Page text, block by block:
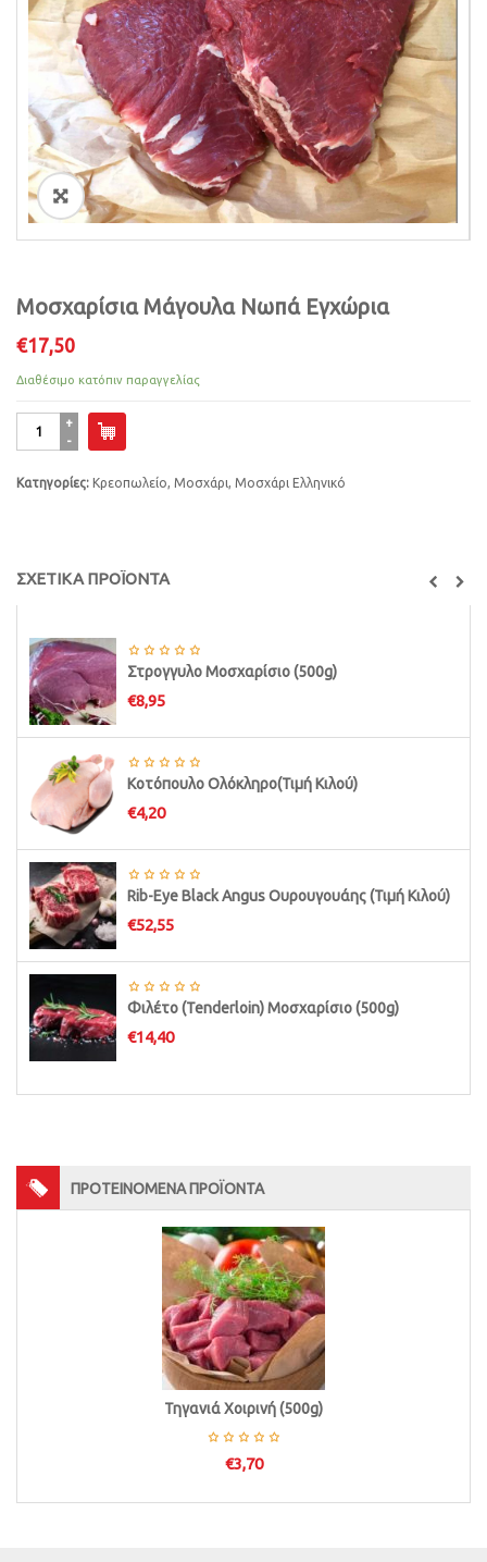
i
o
ΣΧΕΤΙΚΑ ΠΡΟΪΟΝΤΑ
Στρογγυλο Μοσχαρίσιο (500g)
€8,95
Κοτόπουλο Ολόκληρο(Τιμή Κιλού)
€4,20
Rib-Eye Black Angus Ουρουγουάης (Τιμή Κιλού)
€52,55
Φιλέτο (Tenderloin) Μοσχαρίσιο (500g)
€14,40
ΠΡΟΤΕΙΝΟΜΕΝΑ ΠΡΟΪΟΝΤΑ
Τηγανιά Χοιρινή (500g)
€3,70
ðŸ”
Μοσχαρίσια Μάγουλα Νωπά Εγχώρια
€17,50
Διαθέσιμο κατόπιν παραγγελίας
Μοσχαρίσια
Μάγουλα
Εγχώρια
Κατηγορίες: Κρεοπωλείο, Μοσχάρι, Μοσχάρι Ελληνικό